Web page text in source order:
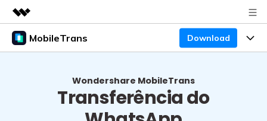
Produtos em destaque
MobileTrans Download
Desktop
Wondershare MobileTrans
Transferência do